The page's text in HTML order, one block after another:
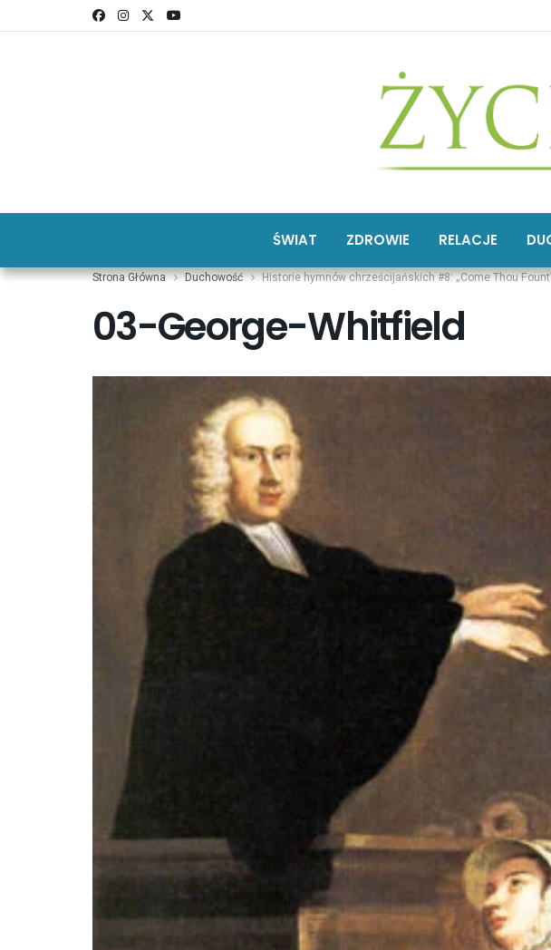
ŚWIAT ZDROWIE RELACJE
Strona Główna Duchowość Historie hymnów chrześcijańskich #8: „Come Thou
03-George-Whitfield